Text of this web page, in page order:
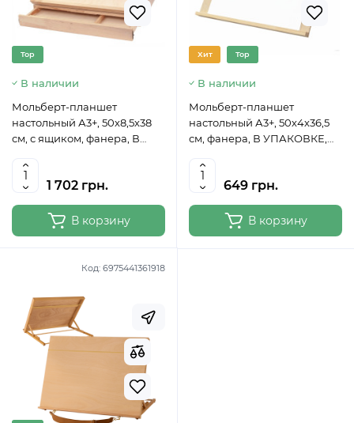
Top
В наличии
Мольберт-планшет
настольный А3+, 50х8,5х38
см, с ящиком, фанера, В
500141310
1 702 грн.
В корзину
Хит Top
В наличии
Мольберт-планшет
настольный А3+, 50х4х36,5
см, фанера, В УПАКОВКЕ,
649 грн.
В корзину
Код: 6975441361918